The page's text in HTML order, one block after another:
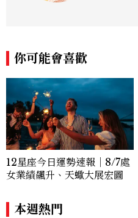
你可能會喜歡
12星座今日運勢速報｜8/7處
女業績飆升、天蠍大展宏圖
本週熱門